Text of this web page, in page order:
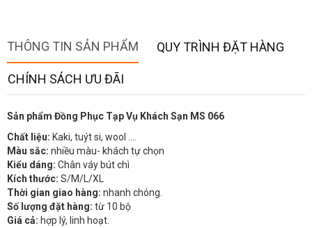
THÔNG TIN SẢN PHẨM QUY TRÌNH ĐẶT HÀNG
CHÍNH SÁCH ƯU ĐÃI
Sản phẩm Đồng Phục Tạp Vụ Khách Sạn MS 066
Chất liệu: Kaki, tuýt si, wool ….
Màu sắc: nhiều màu- khách tự chọn
Kiểu dáng: Chân váy bút chì
Kích thước: S/M/L/XL
Thời gian giao hàng: nhanh chóng.
Số lượng đặt hàng: từ 10 bộ
Giá cả: hợp lý, linh hoạt.